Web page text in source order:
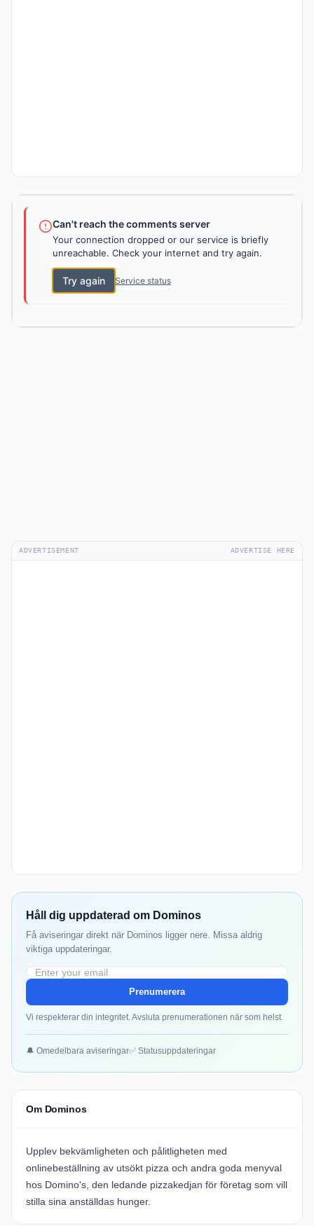
Can't reach the comments server
Your connection dropped or our service is briefly
unreachable. Check your internet and try again.
Try again Service status
ADVERTISEMENT ADVERTISE HERE
Håll dig uppdaterad om Dominos
Få aviseringar direkt när Dominos ligger nere. Missa aldrig
viktiga uppdateringar.
Prenumerera
Vi respekterar din integritet. Avsluta prenumerationen när som helst.
🔔 Omedelbara aviseringar✅ Statusuppdateringar
Om Dominos
Upplev bekvämligheten och pålitligheten med
onlinebeställning av utsökt pizza och andra goda menyval
hos Domino's, den ledande pizzakedjan för företag som vill
stilla sina anställdas hunger.